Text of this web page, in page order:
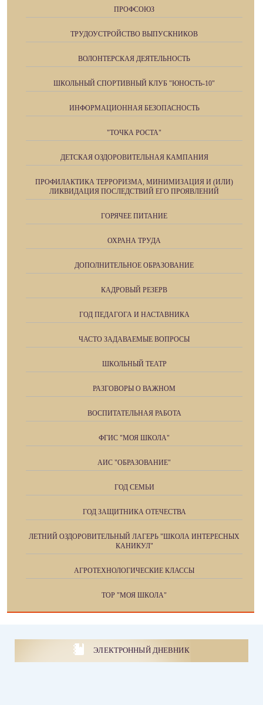
ПРОФСОЮЗ
ТРУДОУСТРОЙСТВО ВЫПУСКНИКОВ
ВОЛОНТЕРСКАЯ ДЕЯТЕЛЬНОСТЬ
ШКОЛЬНЫЙ СПОРТИВНЫЙ КЛУБ "ЮНОСТЬ-10"
ИНФОРМАЦИОННАЯ БЕЗОПАСНОСТЬ
"ТОЧКА РОСТА"
ДЕТСКАЯ ОЗДОРОВИТЕЛЬНАЯ КАМПАНИЯ
ПРОФИЛАКТИКА ТЕРРОРИЗМА, МИНИМИЗАЦИЯ И (ИЛИ)
ЛИКВИДАЦИЯ ПОСЛЕДСТВИЙ ЕГО ПРОЯВЛЕНИЙ
ГОРЯЧЕЕ ПИТАНИЕ
ОХРАНА ТРУДА
ДОПОЛНИТЕЛЬНОЕ ОБРАЗОВАНИЕ
КАДРОВЫЙ РЕЗЕРВ
ГОД ПЕДАГОГА И НАСТАВНИКА
ЧАСТО ЗАДАВАЕМЫЕ ВОПРОСЫ
ШКОЛЬНЫЙ ТЕАТР
РАЗГОВОРЫ О ВАЖНОМ
ВОСПИТАТЕЛЬНАЯ РАБОТА
ФГИС "МОЯ ШКОЛА"
АИС "ОБРАЗОВАНИЕ"
ГОД СЕМЬИ
ГОД ЗАЩИТНИКА ОТЕЧЕСТВА
ЛЕТНИЙ ОЗДОРОВИТЕЛЬНЫЙ ЛАГЕРЬ "ШКОЛА ИНТЕРЕСНЫХ
КАНИКУЛ"
АГРОТЕХНОЛОГИЧЕСКИЕ КЛАССЫ
ТОР "МОЯ ШКОЛА"
ЭЛЕКТРОННЫЙ ДНЕВНИК